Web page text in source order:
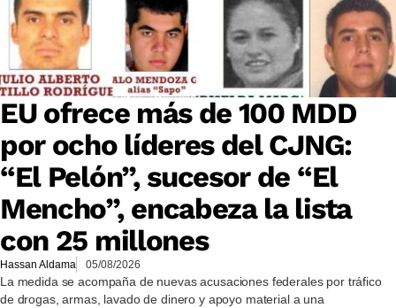
EU ofrece más de 100 MDD
por ocho líderes del CJNG:
“El Pelón”, sucesor de “El
Mencho”, encabeza la lista
con 25 millones
Hassan Aldama 05/08/2026
La medida se acompaña de nuevas acusaciones federales por tráfico
de drogas, armas, lavado de dinero y apoyo material a una